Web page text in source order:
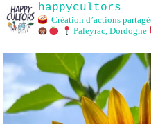
happycultors
Création d’actions
Paleyrac, Dordogne